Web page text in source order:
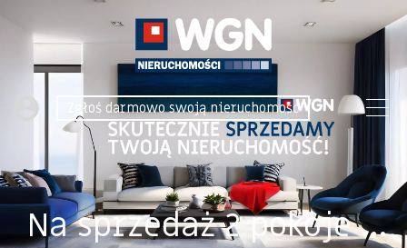
Zgłoś darmowo swoją nieruchomość
Na sprzedaż 2 pokoje 44 m2 Poznań Naramowice